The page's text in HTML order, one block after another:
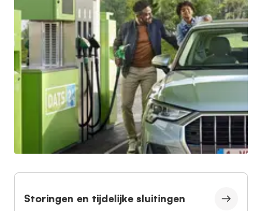
Storingen en tijdelijke sluitingen